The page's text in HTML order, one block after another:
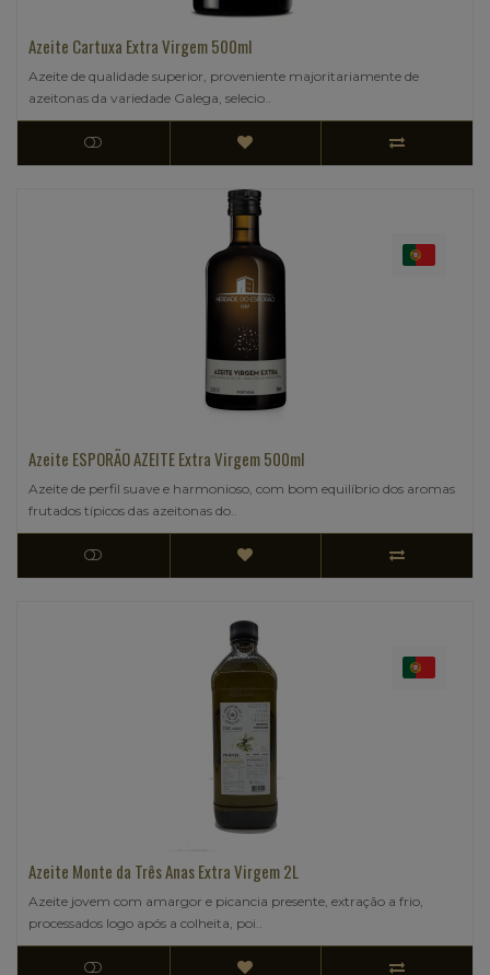
Azeite Cartuxa Extra Virgem 500ml
Azeite de qualidade superior, proveniente majoritariamente de
azeitonas da variedade Galega, selecio..
Azeite ESPORÃO AZEITE Extra Virgem 500ml
Azeite de perfil suave e harmonioso, com bom equilíbrio dos aromas
frutados típicos das azeitonas do..
Azeite Monte da Três Anas Extra Virgem 2L
Azeite jovem com amargor e picancia presente, extração a frio,
processados logo após a colheita, poi..